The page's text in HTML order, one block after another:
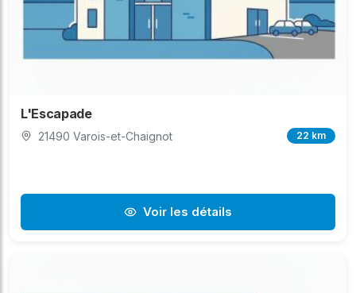
L'Escapade
21490 Varois-et-Chaignot 22 km
Voir les détails